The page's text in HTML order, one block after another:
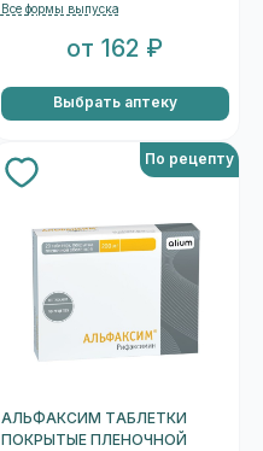
Все формы выпуска
от 162 ₽
Выбрать аптеку
По рецепту
АЛЬФАКСИМ ТАБЛЕТКИ
ПОКРЫТЫЕ ПЛЕНОЧНОЙ